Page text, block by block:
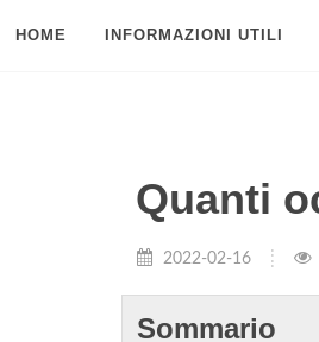
HOME INFORMAZIONI UTILI
Quanti
2022-02-16
Sommario